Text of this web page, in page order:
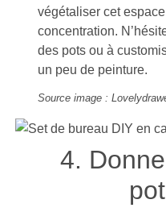
végétaliser cet
concentration.
des pots ou à
un peu de peinture.
Source image :
4.